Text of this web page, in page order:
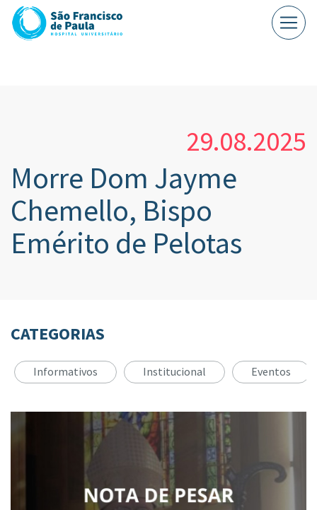
29.08.2025
Morre Dom Jayme
Chemello, Bispo
Emérito de Pelotas
CATEGORIAS
Informativos Institucional Eventos